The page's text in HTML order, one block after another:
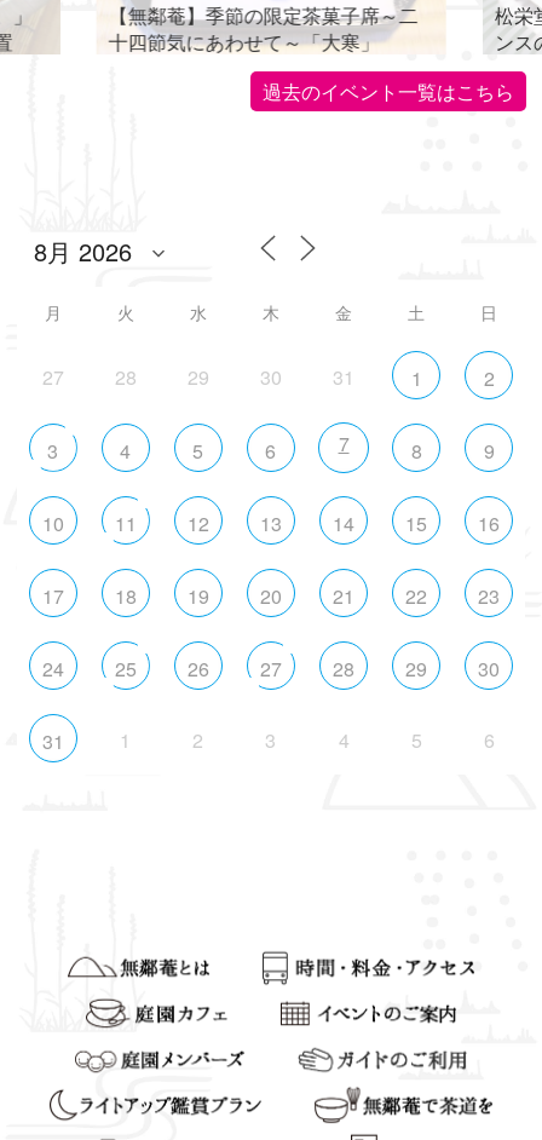
【無鄰菴】季節の限定茶菓子席～二
十四節気にあわせて～「大寒」
松栄
ンス
世界
過去のイベント一覧はこちら
月 火 水 木 金 土 日
27 28 29 30 31 1 2
3 4 5 6 7 8 9
10 11 12 13 14 15 16
17 18 19 20 21 22 23
24 25 26 27 28 29 30
31 1 2 3 4 5 6